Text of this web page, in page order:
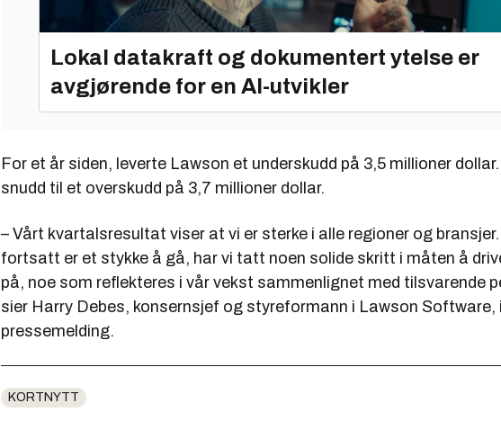
Lokal datakraft og dokumentert ytelse er
avgjørende for en AI-utvikler
For et år siden, leverte Lawson et underskudd på 3,5 millioner
snudd til et overskudd på 3,7 millioner dollar.
– Vårt kvartalsresultat viser at vi er sterke i alle regioner og
fortsatt er et stykke å gå, har vi tatt noen solide skritt i måten å
på, noe som reflekteres i vår vekst sammenlignet med tilsvarende
sier Harry Debes, konsernsjef og styreformann i Lawson Software,
pressemelding.
KORTNYTT